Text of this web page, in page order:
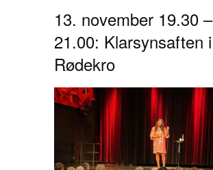
13. november 19.30 –
21.00: Klarsynsaften i
Rødekro